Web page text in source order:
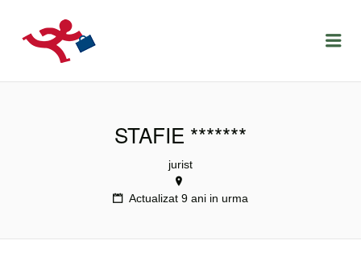
LOCURIDEMUNCACLUJ.NET
STAFIE *******
jurist
Actualizat 9 ani in urma